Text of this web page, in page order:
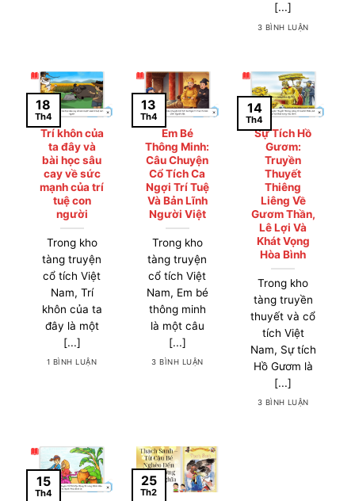
[...]
3 BÌNH LUẬN
Trí khôn của
ta đây và
bài học sâu
cay về sức
mạnh của trí
tuệ con
người
Trong kho
tàng truyện
cổ tích Việt
Nam, Trí
khôn của ta
đây là một
[...]
1 BÌNH LUẬN
18
Th4
Em Bé
Thông Minh:
Câu Chuyện
Cổ Tích Ca
Ngợi Trí Tuệ
Và Bản Lĩnh
Người Việt
Trong kho
tàng truyện
cổ tích Việt
Nam, Em bé
thông minh
là một câu
[...]
3 BÌNH LUẬN
13
Th4
Sự Tích Hồ
Gươm:
Truyền
Thuyết
Thiêng
Liêng Về
Gươm Thần,
Lê Lợi Và
Khát Vọng
Hòa Bình
Trong kho
tàng truyền
thuyết và cổ
tích Việt
Nam, Sự tích
Hồ Gươm là
[...]
3 BÌNH LUẬN
14
Th4
15
Th4
25
Th2